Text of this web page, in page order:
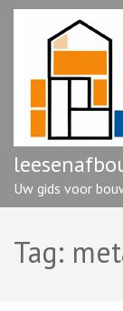
Ga
enter)
Uw gids voor
Tag: